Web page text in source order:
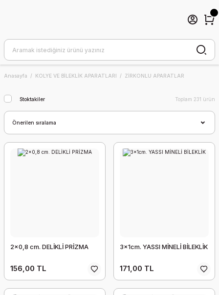
Anasayfa KOLYE VE BİLEKLİK APARATLARI ZİRKONLU APARATLAR
Stoktakiler Toplam 231 ürün
2x0,8 cm. DELİKLİ PRİZMA
156,00 TL
3x1cm. YASSI MİNELİ BİLEKLİK
171,00 TL